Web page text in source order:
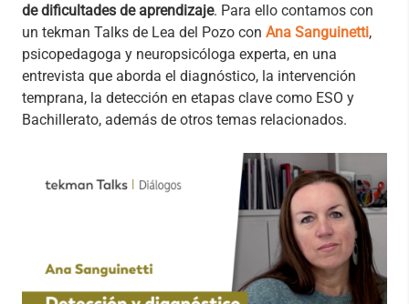
de dificultades de aprendizaje. Para ello contamos con
un tekman Talks de Lea del Pozo con Ana Sanguinetti,
psicopedagoga y neuropsicóloga experta, en una
entrevista que aborda el diagnóstico, la intervención
temprana, la detección en etapas clave como ESO y
Bachillerato, además de otros temas relacionados.